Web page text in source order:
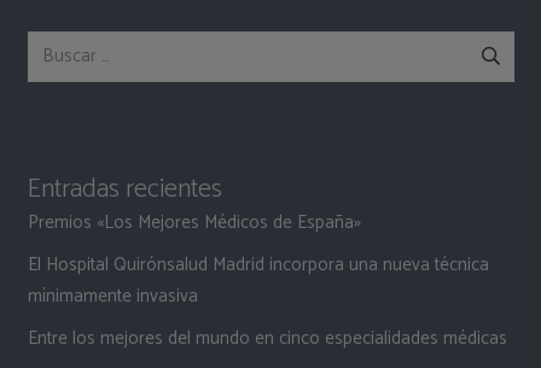
Buscar:
Entradas recientes
Premios «Los Mejores Médicos de España»
El Hospital Quirónsalud Madrid incorpora una nueva técnica
mínimamente invasiva
Entre los mejores del mundo en cinco especialidades médicas